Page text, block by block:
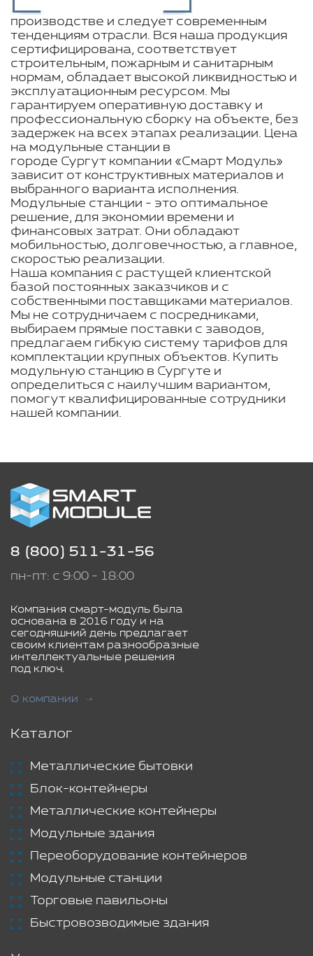
производстве и следует современным
тенденциям отрасли. Вся наша продукция
сертифицирована, соответствует
строительным, пожарным и санитарным
нормам, обладает высокой ликвидностью и
эксплуатационным ресурсом. Мы
гарантируем оперативную доставку и
профессиональную сборку на объекте, без
задержек на всех этапах реализации. Цена
на модульные станции в
городе Сургут компании «Смарт Модуль»
зависит от конструктивных материалов и
выбранного варианта исполнения.
Модульные станции - это оптимальное
решение, для экономии времени и
финансовых затрат. Они обладают
мобильностью, долговечностью, а главное,
скоростью реализации.
Наша компания с растущей клиентской
базой постоянных заказчиков и с
собственными поставщиками материалов.
Мы не сотрудничаем с посредниками,
выбираем прямые поставки с заводов,
предлагаем гибкую систему тарифов для
комплектации крупных объектов. Купить
модульную станцию в Сургуте и
определиться с наилучшим вариантом,
помогут квалифицированные сотрудники
нашей компании.
8 (800) 511-31-56
пн-пт: с 9:00 - 18:00
Компания смарт-модуль была
основана в 2016 году и на
сегодняшний день предлагает
своим клиентам разнообразные
интеллектуальные решения
под ключ.
О компании
Каталог
Металлические бытовки
Блок-контейнеры
Металлические контейнеры
Модульные здания
Переоборудование контейнеров
Модульные станции
Торговые павильоны
Быстровозводимые здания